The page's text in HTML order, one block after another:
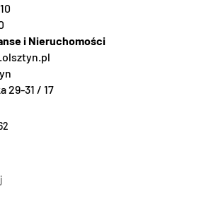
i Nieruchomości
29-31 / 17